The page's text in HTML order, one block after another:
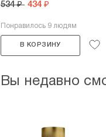
534 ₽ 434 ₽
Понравилось 9 людям
В КОРЗИНУ
Вы недавно